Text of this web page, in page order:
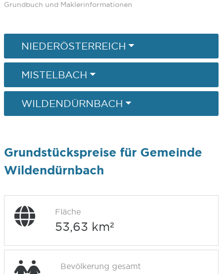
Grundbuch und Maklerinformationen
NIEDERÖSTERREICH
MISTELBACH
WILDENDÜRNBACH
Grundstückspreise für Gemeinde
Wildendürnbach
Fläche
53,63 km²
Bevölkerung gesamt